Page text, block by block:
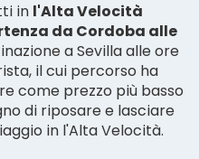
in l'Alta Velocità
da Cordoba alle
a Sevilla alle ore
il cui percorso ha
come prezzo più basso
di riposare e lasciare
in l'Alta Velocità.